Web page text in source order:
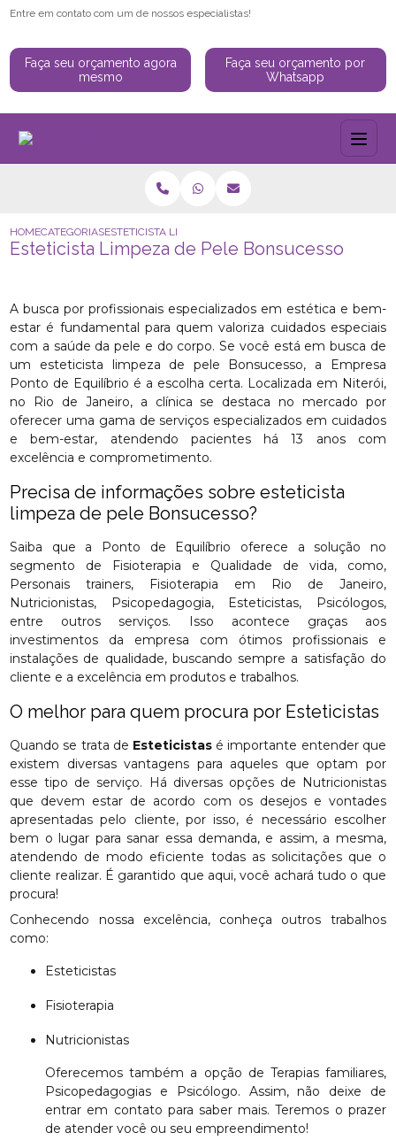
Entre em contato com um de nossos especialistas!
Faça seu orçamento agora
mesmo
Faça seu orçamento por
Whatsapp
HOMECATEGORIASESTETICISTA LIMPEZA DE PELE BONSUCESSO
Esteticista Limpeza de Pele Bonsucesso
A busca por profissionais especializados em estética e bem-
estar é fundamental para quem valoriza cuidados especiais
com a saúde da pele e do corpo. Se você está em busca de
um esteticista limpeza de pele Bonsucesso, a Empresa
Ponto de Equilíbrio é a escolha certa. Localizada em Niterói,
no Rio de Janeiro, a clínica se destaca no mercado por
oferecer uma gama de serviços especializados em cuidados
e bem-estar, atendendo pacientes há 13 anos com
excelência e comprometimento.
Precisa de informações sobre esteticista
limpeza de pele Bonsucesso?
Saiba que a Ponto de Equilíbrio oferece a solução no
segmento de Fisioterapia e Qualidade de vida, como,
Personais trainers, Fisioterapia em Rio de Janeiro,
Nutricionistas, Psicopedagogia, Esteticistas, Psicólogos,
entre outros serviços. Isso acontece graças aos
investimentos da empresa com ótimos profissionais e
instalações de qualidade, buscando sempre a satisfação do
cliente e a excelência em produtos e trabalhos.
O melhor para quem procura por Esteticistas
Quando se trata de Esteticistas é importante entender que
existem diversas vantagens para aqueles que optam por
esse tipo de serviço. Há diversas opções de Nutricionistas
que devem estar de acordo com os desejos e vontades
apresentadas pelo cliente, por isso, é necessário escolher
bem o lugar para sanar essa demanda, e assim, a mesma,
atendendo de modo eficiente todas as solicitações que o
cliente realizar. É garantido que aqui, você achará tudo o que
procura!
Conhecendo nossa excelência, conheça outros trabalhos
como:
Esteticistas
Fisioterapia
Nutricionistas
Oferecemos também a opção de Terapias familiares,
Psicopedagogias e Psicólogo. Assim, não deixe de
entrar em contato para saber mais. Teremos o prazer
de atender você ou seu empreendimento!